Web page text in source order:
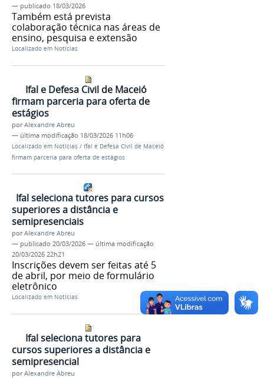
— publicado 18/03/2026
Também está prevista
colaboração técnica nas áreas de
ensino, pesquisa e extensão
Localizado em Notícias
Ifal e Defesa Civil de Maceió
firmam parceria para oferta de
estágios
porAlexandre Abreu
— última modificação 18/03/2026 11h06
Localizado em Notícias / Ifal e Defesa Civil de Maceió
firmam parceria para oferta de estágios
Ifal seleciona tutores para cursos
superiores a distância e
semipresenciais
porAlexandre Abreu
— publicado 20/03/2026 — última modificação
20/03/2026 22h21
Inscrições devem ser feitas até 5
de abril, por meio de formulário
eletrônico
Localizado em Notícias
Ifal seleciona tutores para
cursos superiores a distância e
semipresencial
porAlexandre Abreu